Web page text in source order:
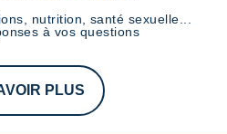
nutrition, santé sexuelle...
à vos questions
PLUS